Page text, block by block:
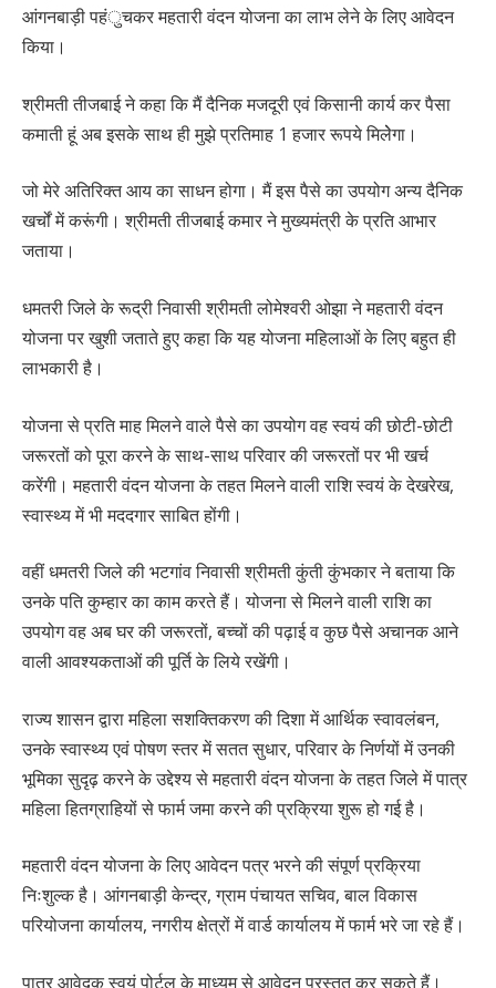
आंगनबाड़ी पहंुचकर महतारी वंदन योजना का लाभ लेने के लिए आवेदन
किया।
श्रीमती तीजबाई ने कहा कि मैं दैनिक मजदूरी एवं किसानी कार्य कर पैसा
कमाती हूं अब इसके साथ ही मुझे प्रतिमाह 1 हजार रूपये मिलेेगा।
जो मेरे अतिरिक्त आय का साधन होगा। मैं इस पैसे का उपयोग अन्य दैनिक
खर्चों में करूंगी। श्रीमती तीजबाई कमार ने मुख्यमंत्री के प्रति आभार
जताया।
धमतरी जिले के रूद्री निवासी श्रीमती लोमेश्वरी ओझा ने महतारी वंदन
योजना पर खुशी जताते हुए कहा कि यह योजना महिलाओं के लिए बहुत ही
लाभकारी है।
योजना से प्रति माह मिलने वाले पैसे का उपयोग वह स्वयं की छोटी-छोटी
जरूरतों को पूरा करने के साथ-साथ परिवार की जरूरतों पर भी खर्च
करेंगी। महतारी वंदन योजना के तहत मिलने वाली राशि स्वयं के देखरेख,
स्वास्थ्य में भी मददगार साबित होंगी।
वहीं धमतरी जिले की भटगांव निवासी श्रीमती कुंती कुंभकार ने बताया कि
उनके पति कुम्हार का काम करते हैं। योजना से मिलने वाली राशि का
उपयोग वह अब घर की जरूरतों, बच्चों की पढ़ाई व कुछ पैसे अचानक आने
वाली आवश्यकताओं की पूर्ति के लिये रखेंगी।
राज्य शासन द्वारा महिला सशक्तिकरण की दिशा में आर्थिक स्वावलंबन,
उनके स्वास्थ्य एवं पोषण स्तर में सतत सुधार, परिवार के निर्णयों में उनकी
भूमिका सुदृढ़ करने के उद्देश्य से महतारी वंदन योजना के तहत जिले में पात्र
महिला हितग्राहियों से फार्म जमा करने की प्रक्रिया शुरू हो गई है।
महतारी वंदन योजना के लिए आवेदन पत्र भरने की संपूर्ण प्रक्रिया
निःशुल्क है। आंगनबाड़ी केन्द्र, ग्राम पंचायत सचिव, बाल विकास
परियोजना कार्यालय, नगरीय क्षेत्रों में वार्ड कार्यालय में फार्म भरे जा रहे हैं।
पात्र आवेदक स्वयं पोर्टल के माध्यम से आवेदन प्रस्तुत कर सकते हैं।